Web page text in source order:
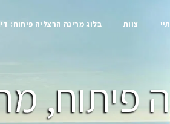
צוות בלוג מרינה הרצליה פיתוח:
פיתוח,